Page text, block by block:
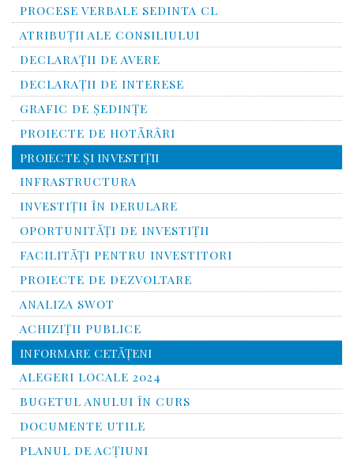
PROCESE VERBALE SEDINTA CL
ATRIBUŢII ALE CONSILIULUI
DECLARAȚII DE AVERE
DECLARAŢII DE INTERESE
GRAFIC DE ŞEDINŢE
PROIECTE DE HOTĂRÂRI
PROIECTE ŞI INVESTIŢII
INFRASTRUCTURA
INVESTIŢII ÎN DERULARE
OPORTUNITĂŢI DE INVESTIŢII
FACILITĂŢI PENTRU INVESTITORI
PROIECTE DE DEZVOLTARE
ANALIZA SWOT
ACHIZIȚII PUBLICE
INFORMARE CETĂŢENI
ALEGERI LOCALE 2024
BUGETUL ANULUI ÎN CURS
DOCUMENTE UTILE
PLANUL DE ACȚIUNI